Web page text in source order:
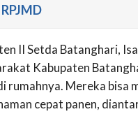
II Setda Batanghari, Isa
Kabupaten
rumahnya. Mereka bisa
cepat panen,